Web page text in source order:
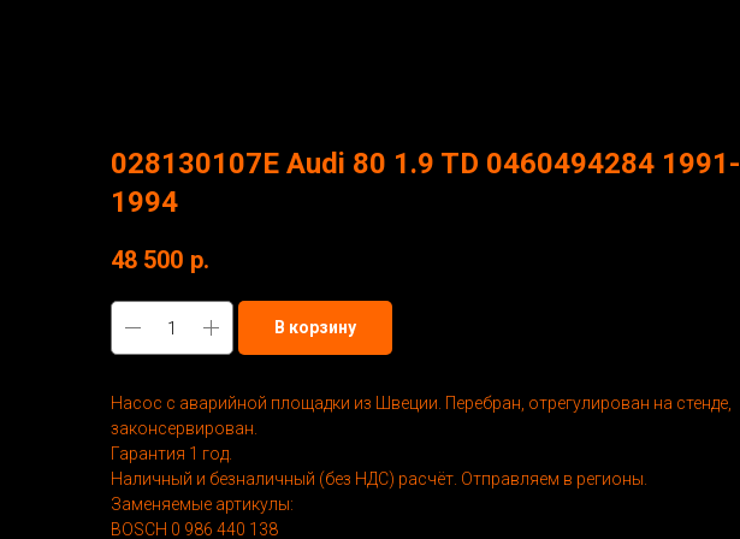
028130107Е Audi 80 1.9 TD 0460494284 1991-
1994
48 500 р.
В корзину
Насос с аварийной площадки из Швеции. Перебран, отрегулирован на стенде,
законсервирован.
Гарантия 1 год.
Наличный и безналичный (без НДС) расчёт. Отправляем в регионы.
Заменяемые артикулы:
BOSCH 0 986 440 138